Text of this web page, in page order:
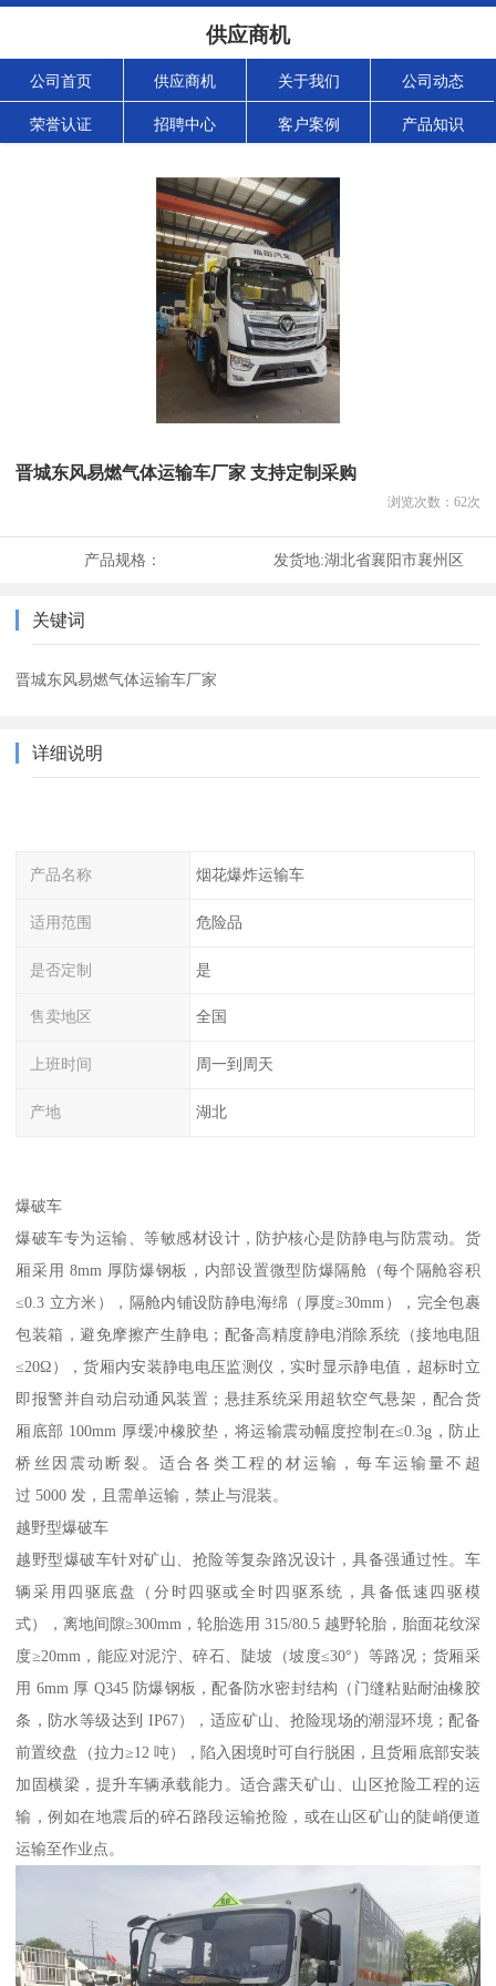
供应商机
公司首页 供应商机 关于我们 公司动态
荣誉认证 招聘中心 客户案例 产品知识
晋城东风易燃气体运输车厂家 支持定制采购
浏览次数： 62次
产品规格： 发货地:湖北省襄阳市襄州区
关键词
晋城东风易燃气体运输车厂家
详细说明
产品名称 烟花爆炸运输车
适用范围 危险品
是否定制 是
售卖地区 全国
上班时间 周一到周天
产地 湖北
爆破车​
爆破车专为运输、等敏感材设计，防护核心是防静电与防震动。货
厢采用 8mm 厚防爆钢板，内部设置微型防爆隔舱（每个隔舱容积
≤0.3 立方米），隔舱内铺设防静电海绵（厚度≥30mm），完全包裹
包装箱，避免摩擦产生静电；配备高精度静电消除系统（接地电阻
≤20Ω），货厢内安装静电电压监测仪，实时显示静电值，超标时立
即报警并自动启动通风装置；悬挂系统采用超软空气悬架，配合货
厢底部 100mm 厚缓冲橡胶垫，将运输震动幅度控制在≤0.3g，防止
桥丝因震动断裂。适合各类工程的材运输，每车运输量不超
过 5000 发，且需单运输，禁止与混装。​
越野型爆破车​
越野型爆破车针对矿山、抢险等复杂路况设计，具备强通过性。车
辆采用四驱底盘（分时四驱或全时四驱系统，具备低速四驱模
式），离地间隙≥300mm，轮胎选用 315/80.5 越野轮胎，胎面花纹深
度≥20mm，能应对泥泞、碎石、陡坡（坡度≤30°）等路况；货厢采
用 6mm 厚 Q345 防爆钢板，配备防水密封结构（门缝粘贴耐油橡胶
条，防水等级达到 IP67），适应矿山、抢险现场的潮湿环境；配备
前置绞盘（拉力≥12 吨），陷入困境时可自行脱困，且货厢底部安装
加固横梁，提升车辆承载能力。适合露天矿山、山区抢险工程的运
输，例如在地震后的碎石路段运输抢险，或在山区矿山的陡峭便道
运输至作业点。​